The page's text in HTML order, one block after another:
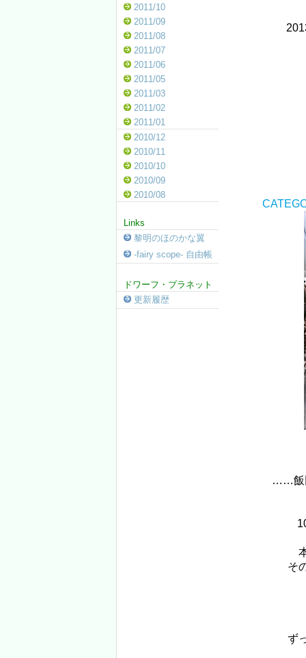
2011/10
2011/09
2011/08
2011/07
2011/06
2011/05
2011/03
2011/02
2011/01
2010/12
2010/11
2010/10
2010/09
2010/08
Links
黎明のほのかな翼
-fairy scope- 自由帳
ドワーフ・プラネット
更新履歴
……飯
そ
ず